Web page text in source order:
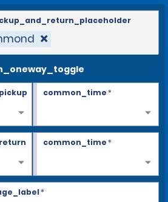
common_time*
common_time*
*